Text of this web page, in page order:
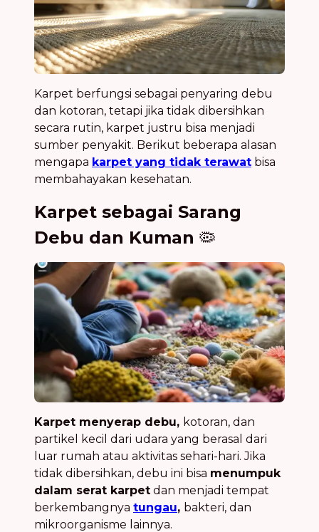
Karpet berfungsi sebagai penyaring debu
dan kotoran, tetapi jika tidak dibersihkan
secara rutin, karpet justru bisa menjadi
sumber penyakit. Berikut beberapa alasan
mengapa karpet yang tidak terawat bisa
membahayakan kesehatan.
Karpet sebagai Sarang
Debu dan Kuman 🦠
Karpet menyerap debu, kotoran, dan
partikel kecil dari udara yang berasal dari
luar rumah atau aktivitas sehari-hari. Jika
tidak dibersihkan, debu ini bisa menumpuk
dalam serat karpet dan menjadi tempat
berkembangnya tungau, bakteri, dan
mikroorganisme lainnya.